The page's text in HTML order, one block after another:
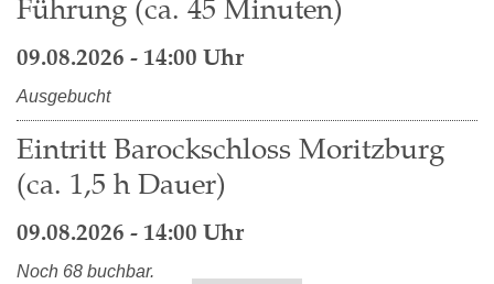
Führung (ca. 45 Minuten)
09.08.2026 - 14:00 Uhr
Ausgebucht
Eintritt Barockschloss Moritzburg
(ca. 1,5 h Dauer)
09.08.2026 - 14:00 Uhr
Noch 68 buchbar.